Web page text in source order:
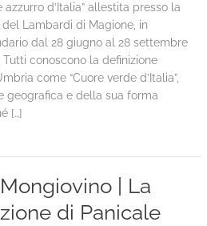
azzurro d’Italia” allestita presso la
del Lambardi di Magione, in
dal 28 giugno al 28 settembre
Tutti conoscono la definizione
come “Cuore verde d’Italia”,
geografica e della sua forma
[…]
| La
di Panicale